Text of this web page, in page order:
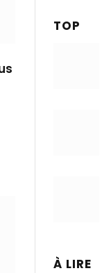
TOP
À LIRE